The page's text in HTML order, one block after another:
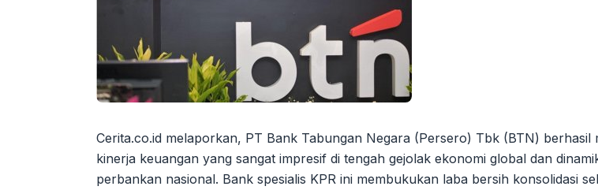
Cerita.co.id melaporkan, PT Bank Tabungan Negara (Persero) Tbk (BTN) berhasil
kinerja keuangan yang sangat impresif di tengah gejolak ekonomi global dan
perbankan nasional. Bank spesialis KPR ini membukukan laba bersih konsolidasi